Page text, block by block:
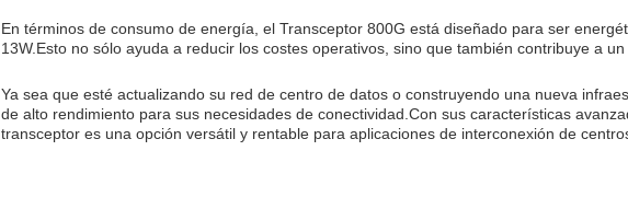
En términos de consumo de energía, el Transceptor 800G está diseñado para ser
13W.Esto no sólo ayuda a reducir los costes operativos, sino que también contribuye a
Ya sea que esté actualizando su red de centro de datos o construyendo una nueva
de alto rendimiento para sus necesidades de conectividad.Con sus características
transceptor es una opción versátil y rentable para aplicaciones de interconexión de